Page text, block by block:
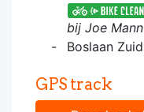
bij Joe
Boslaan
GPS track